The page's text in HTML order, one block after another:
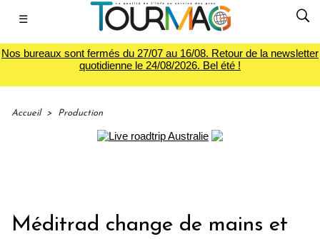
☰
Nos bureaux sont fermés du 27/07 au 16/08. Retour de la newsletter
quotidienne le 24/08/2026. Bel été !
Accueil > Production
Méditrad change de mains et